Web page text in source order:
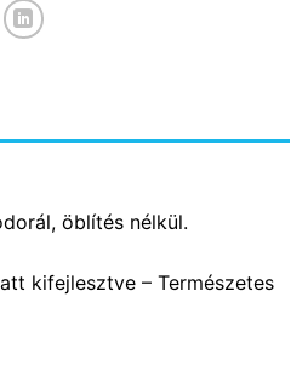
öblítés nélkül.
kifejlesztve – Természetes